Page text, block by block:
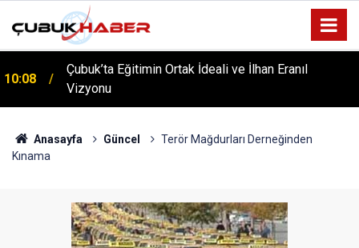
10:08
Çubuk’ta Eğitimin Ortak İdeali ve İlhan Eranıl
Vizyonu
12:06
ÇUBUK’TA ‘YAZA MERHABA’ COŞKUSU: Kursiyerler
Gönüllerince Eğlendi!
Anasayfa Güncel
Terör Mağdurları Derneğinden
Kınama